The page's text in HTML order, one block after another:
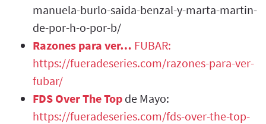
manuela-burlo-saida-benzal-y-marta-martin-
de-por-h-o-por-b/
Razones para ver… FUBAR:
https://fueradeseries.com/razones-para-ver-
fubar/
FDS Over The Top de Mayo:
https://fueradeseries.com/fds-over-the-top-